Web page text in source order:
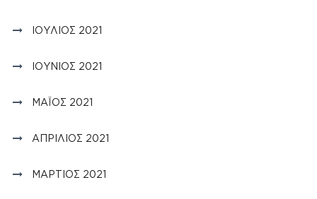
ΙΟΎΛΙΟΣ 2021
ΙΟΎΝΙΟΣ 2021
ΜΆΙΟΣ 2021
ΑΠΡΊΛΙΟΣ 2021
ΜΆΡΤΙΟΣ 2021